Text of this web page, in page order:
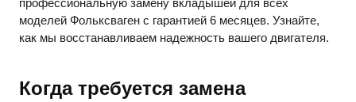
моделей Фольксваген с гарантией 6 месяцев. Узнайте,
как мы восстанавливаем надежность вашего двигателя.
Когда требуется замена